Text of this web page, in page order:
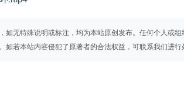
如无特殊说明或标注，均为本站原创发布。任何个人或
如若本站内容侵犯了原著者的合法权益，可联系我们进行